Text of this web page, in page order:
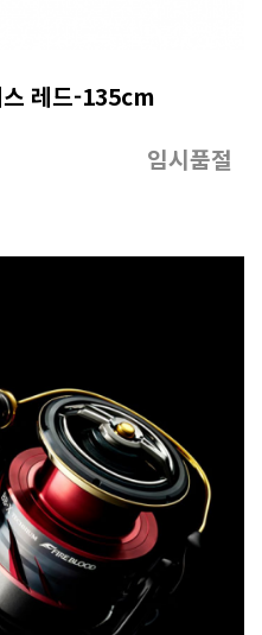
레드-135cm
임시품절